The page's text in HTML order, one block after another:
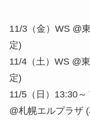
11/3（金）WS @
定)
11/4（土）WS @
定)
11/5（日）13:30
@札幌エルプラザ